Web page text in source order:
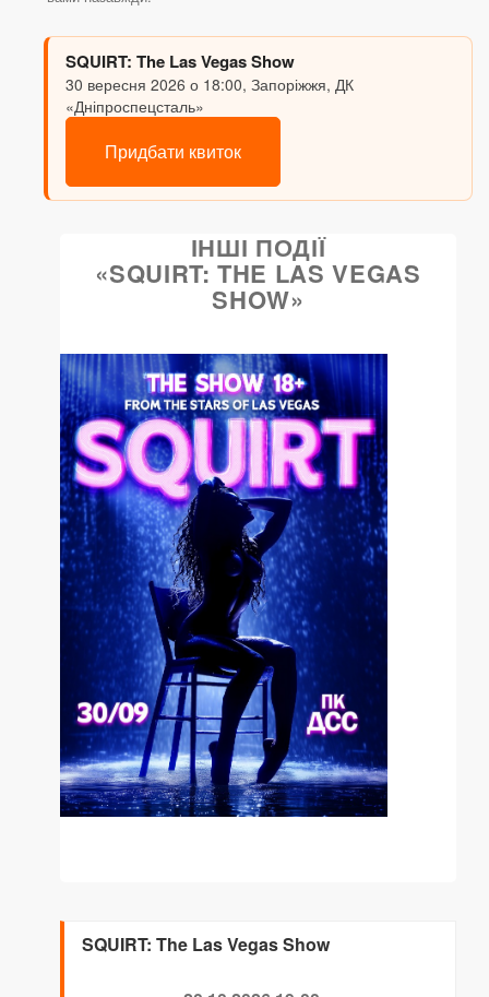
SQUIRT: The Las Vegas Show
30 вересня 2026 о 18:00, Запоріжжя, ДК
«Дніпроспецсталь»
Придбати квиток
ІНШІ ПОДІЇ
«SQUIRT: THE LAS VEGAS
SHOW»
SQUIRT: The Las Vegas Show